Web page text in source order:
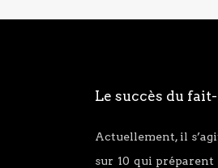
Le succès du
Actuellement, il
sur 10 qui